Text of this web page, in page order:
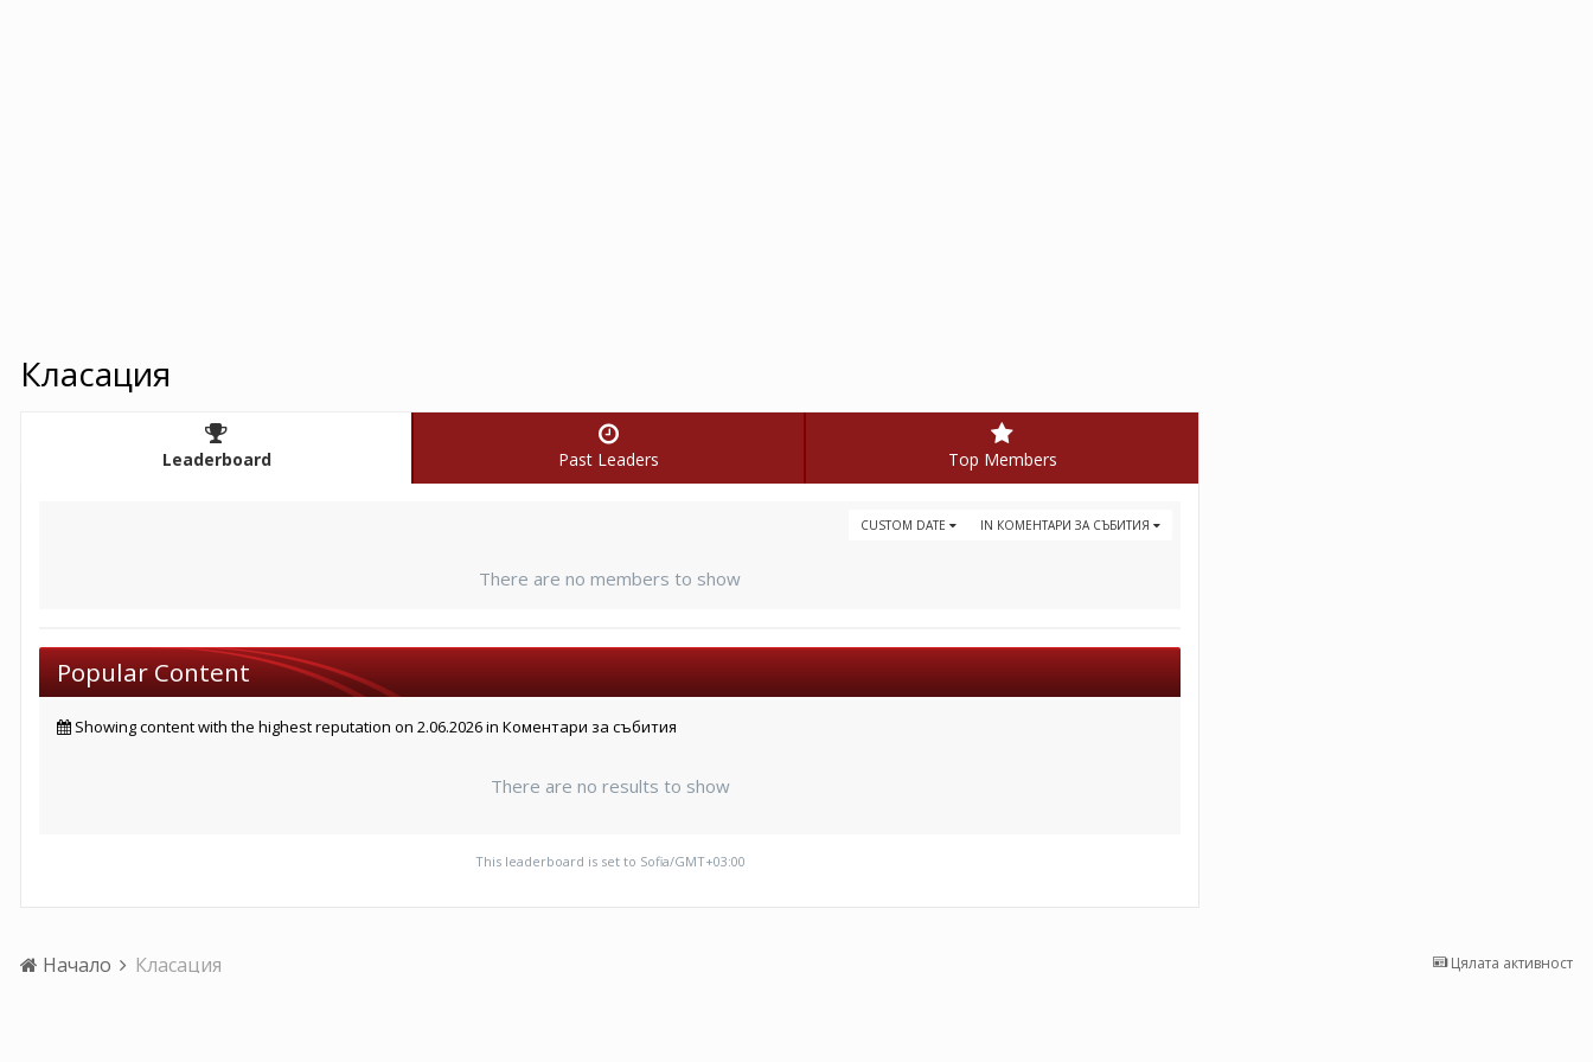
Класация
Leaderboard Past Leaders Top Members
IN КОМЕНТАРИ ЗА СЪБИТИЯ
CUSTOM DATE
There are no members to show
Popular Content
Showing content with the highest reputation on 2.06.2026 in Коментари за събития
There are no results to show
This leaderboard is set to Sofia/GMT+03:00
Цялата активност
Начало Класация